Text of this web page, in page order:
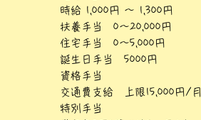
時給 1,000円 〜 1,300円
扶養手当 0～20,000円
住宅手当 0～5,000円
誕生日手当 5000円
資格手当
交通費支給 上限15,000円/月
特別手当